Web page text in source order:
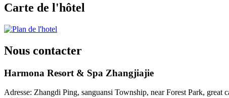
Carte de l'hôtel
Nous contacter
Harmona Resort & Spa Zhangjiajie
Adresse: Zhangdi Ping, sanguansi Township, near Forest Park,